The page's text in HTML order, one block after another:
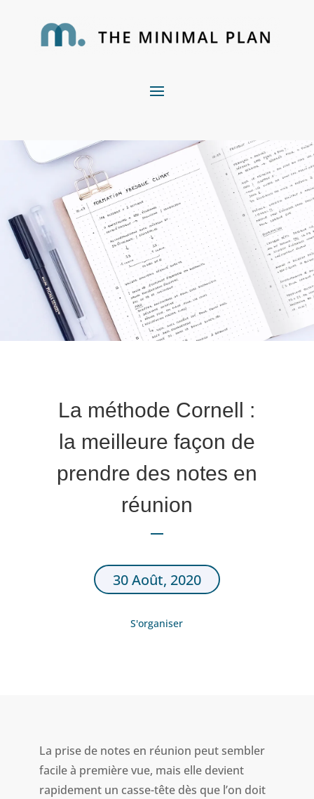
La méthode Cornell :
la meilleure façon de
prendre des notes en
réunion
30 Août, 2020
S'organiser
La prise de notes en réunion peut sembler
facile à première vue, mais elle devient
rapidement un casse-tête dès que l’on doit